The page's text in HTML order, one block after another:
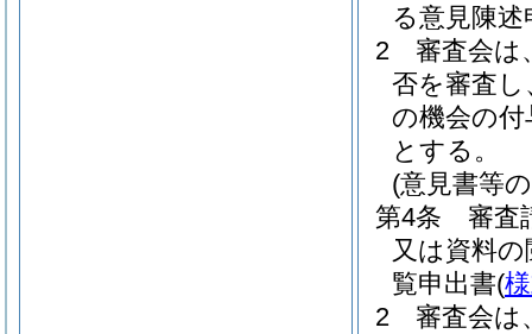
る意見陳述
2
審査会は
否を審査
の機会の
とする。
(意見書等
第4条
審査
又は資料
覧申出書(
2
審査会は